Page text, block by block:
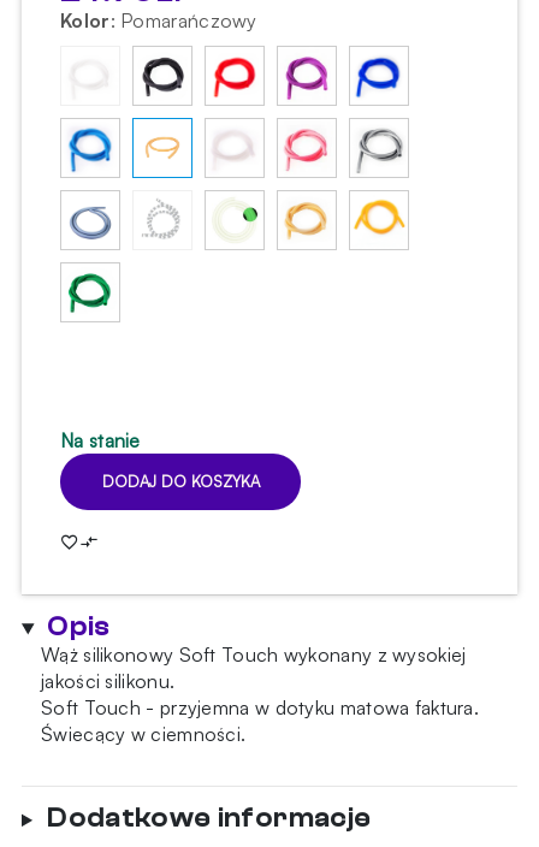
Kolor: Pomarańczowy
Na stanie
ilość
silikonowy
Touch
Glow
In
The
Dark
Orange
DODAJ DO KOSZYKA
Opis
Wąż silikonowy Soft Touch wykonany z wysokiej
jakości silikonu.
Soft Touch - przyjemna w dotyku matowa faktura.
Świecący w ciemności.
Dodatkowe informacje